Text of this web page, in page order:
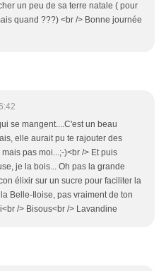
un peu de sa terre natale ( pour
quand ???) <br /> Bonne journée
se mangent....C'est un beau
elle aurait pu te rajouter des
pas moi...;-)<br /> Et puis
je la bois... Oh pas la grande
élixir sur un sucre pour faciliter la
Belle-Iloise, pas vraiment de ton
/> Bisous<br /> Lavandine